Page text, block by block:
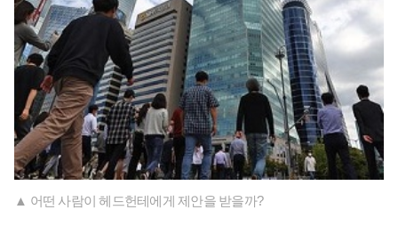
▲ 어떤 사람이 헤드헌테에게 제안을 받을까?